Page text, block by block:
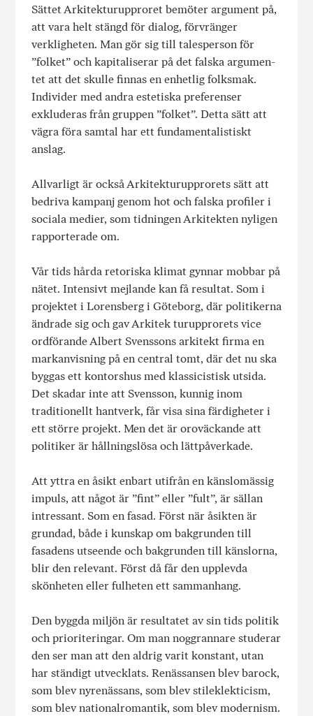
Sättet Arkitekturupproret bemöter argument på,
att vara helt stängd för dialog, förvränger
verkligheten. Man gör sig till talesperson för
”folket” och kapitaliserar på det falska argumen­
tet att det skulle finnas en enhetlig folksmak.
Individer med an­dra estetiska preferenser
exkluderas från gruppen ”folket”. Detta sätt att
vägra föra samtal har ett fundamentalistiskt
anslag.
Allvarligt är också Arkitekturupprorets sätt att
bedriva kampanj genom hot och falska profiler i
sociala medier, som tidningen Arkitekten nyligen
rapporterade om.
Vår tids hårda retoriska klimat gynnar mobbar på
nätet. Intensivt mejlande kan få resultat. Som i
projektet i Lorens­berg i Göteborg, där politikerna
ändrade sig och gav Arkitek turupprorets vice
ordförande Albert Svenssons arkitekt firma en
markanvisning på en central tomt, där det nu ska
byggas ett kontorshus med klassicistisk utsida.
Det skadar inte att Svens­son, kunnig inom
traditionellt hantverk, får visa sina färdighe­ter i
ett större projekt. Men det är oroväckande att
politiker är hållningslösa och lättpåverkade.
Att yttra en åsikt enbart utifrån en känslomässig
impuls, att något är ”fint” eller ”fult”, är sällan
intressant. Som en fasad. Först när åsikten är
grundad, både i kunskap om bakgrunden till
fasadens utseende och bakgrunden till känslorna,
blir den relevant. Först då får den upplevda
skönheten eller fulheten ett sammanhang.
Den byggda miljön är resultatet av sin tids politik
och prioriteringar. Om man noggrannare studerar
den ser man att den aldrig varit kon­stant, utan
har ständigt utvecklats. Renässansen blev barock,
som blev nyrenässans, som blev stileklekticism,
som blev nationalromantik, som blev modernism.